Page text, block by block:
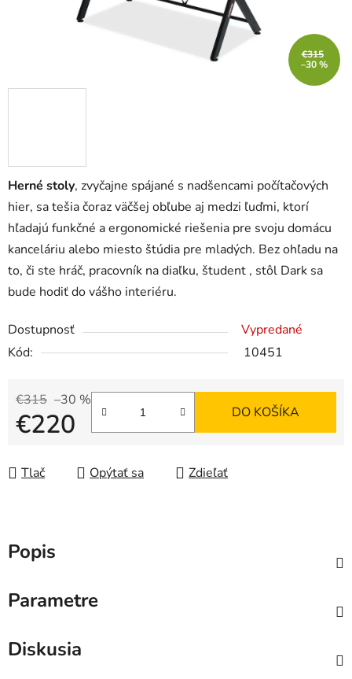
Herné stoly, zvyčajne spájané s nadšencami počítačových
hier, sa tešia čoraz väčšej obľube aj medzi ľuďmi, ktorí
hľadajú funkčné a ergonomické riešenia pre svoju domácu
kanceláriu alebo miesto štúdia pre mladých. Bez ohľadu na
to, či ste hráč, pracovník na diaľku, študent , stôl Dark sa
bude hodiť do vášho interiéru.
Dostupnosť
Vypredané
Kód:
10451
€315 –30 %
€220 DO KOŠÍKA
Tlač Opýtať sa Zdieľať
€315
–30 %
Popis
Parametre
Diskusia